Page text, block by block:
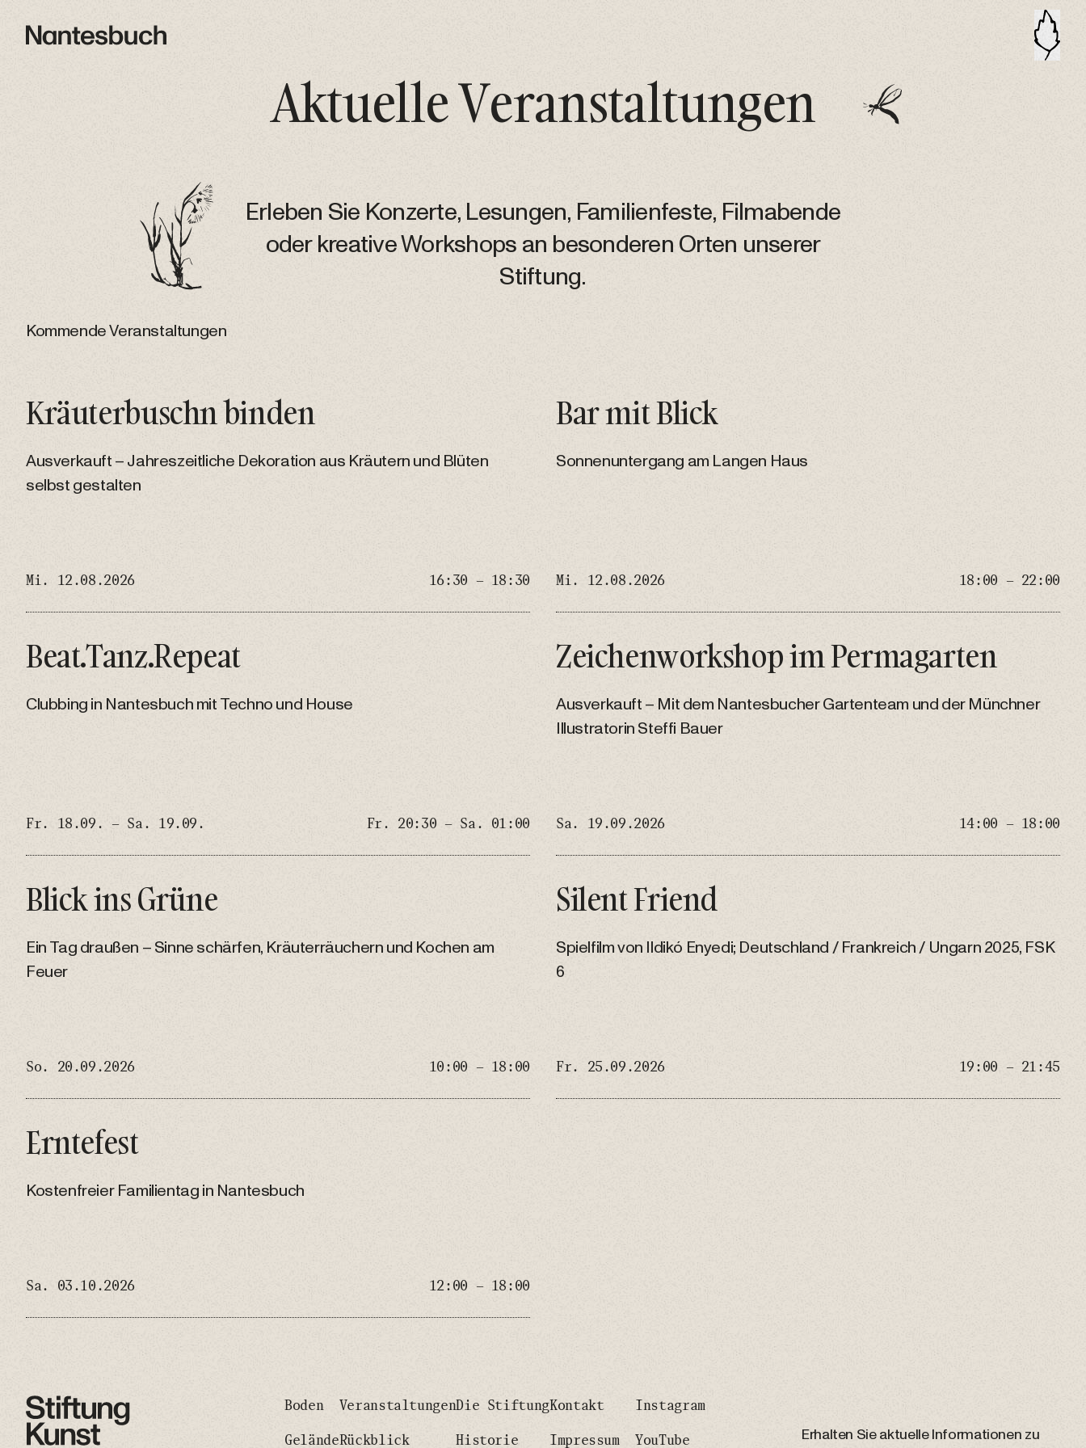
Aktuelle Veranstaltungen
Erleben Sie Konzerte, Lesungen, Familienfeste, Filmabende
oder kreative Workshops an besonderen Orten unserer
Stiftung.
Kommende Veranstaltungen
Kräuterbuschn binden
Ausverkauft – Jahreszeitliche Dekoration aus Kräutern und Blüten
selbst gestalten
Mi. 12.08.2026 16:30 – 18:30
Bar mit Blick
Sonnenuntergang am Langen Haus
Mi. 12.08.2026 18:00 – 22:00
Beat.Tanz.Repeat
Clubbing in Nantesbuch mit Techno und House
Fr. 18.09. – Sa. 19.09. Fr. 20:30 – Sa. 01:00
Zeichenworkshop im Permagarten
Ausverkauft – Mit dem Nantesbucher Gartenteam und der Münchner
Illustratorin Steffi Bauer
Sa. 19.09.2026 14:00 – 18:00
Blick ins Grüne
Ein Tag draußen – Sinne schärfen, Kräuterräuchern und Kochen am
Feuer
So. 20.09.2026 10:00 – 18:00
Silent Friend
Spielfilm von Ildikó Enyedi; Deutschland / Frankreich / Ungarn 2025, FSK
6
Fr. 25.09.2026 19:00 – 21:45
Erntefest
Kostenfreier Familientag in Nantesbuch
Sa. 03.10.2026 12:00 – 18:00
Boden
Gelände
Veranstaltungen
Rückblick
Die Stiftung
Historie
Kontakt
Impressum
Instagram
YouTube
Erhalten Sie aktuelle Informationen zu